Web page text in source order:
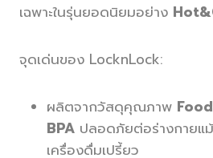
เฉพาะในรุ่นยอดนิยมอย่าง
จุดเด่นของ LocknLock:
ผลิตจากวัสดุคุณภาพ
BPA ปลอดภัยต่อร่างกายแ
เครื่องดื่มเปรี้ยว